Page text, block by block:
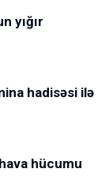
yığır
hadisəsi ilə
hücumu